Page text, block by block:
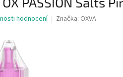
hodnocení Značka: OXVA